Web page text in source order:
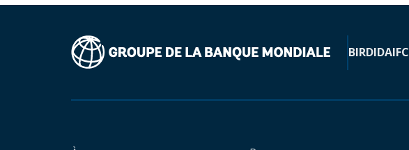
BIRDIDAIFC